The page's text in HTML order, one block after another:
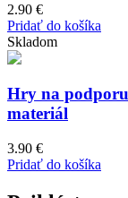
2.90 €
Pridať do košíka
Skladom
Hry na
materiál
3.90 €
Pridať do košíka